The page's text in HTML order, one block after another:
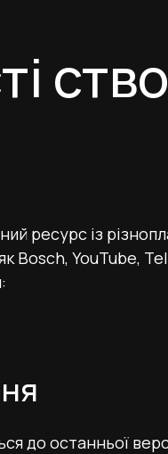
ресурс із
Bosch, YouTube,
до останньої